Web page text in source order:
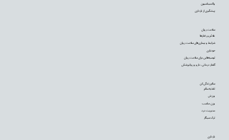
بارداری
سالم زندگی کن
تغذیه سالم
ورزش
وزن مناسب
مدیریت درد
ترک سیگار
سلامت روان
علائم و رفتارها
شرایط و بیماری‌های سلامت روان
خودیاری
توصیه‌‌هایی برای سلامت روان
گفتار درمانی، دارو و روانپزشکی
واکسیناسیون
پیشگیری از بارداری